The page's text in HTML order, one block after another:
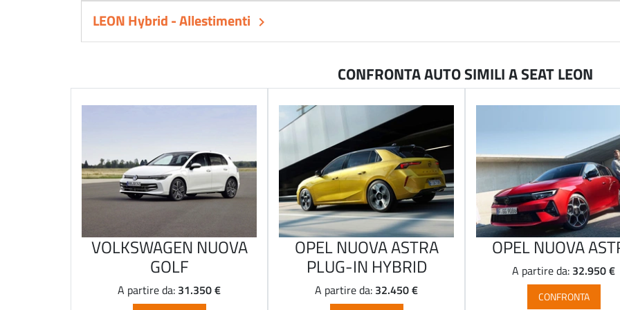
LEON Hybrid - Allestimenti keyboard_arrow_right
CONFRONTA AUTO SIMILI A SEAT LEON
VOLKSWAGEN NUOVA
GOLF
A partire da: 31.350 €
OPEL NUOVA ASTRA
PLUG-IN HYBRID
A partire da: 32.450 €
OPEL NUOVA
A partire da: 32.950 €
CONFRONTA